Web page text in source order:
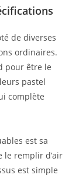
de diverses
ordinaires.
pour être le
pastel
complète
est sa
le remplir d’air
est simple